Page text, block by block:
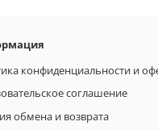
конфиденциальности и
соглашение
обмена и возврата